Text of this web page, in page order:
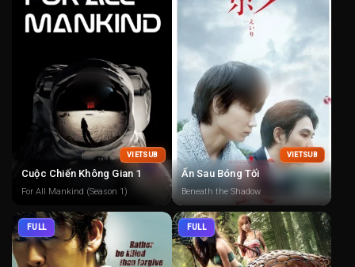
VIETSUB
Cuộc Chiến Không Gian 1
For All Mankind (Season 1)
VIETSUB
Ẩn Sau Bóng Tối
Beneath the Shadow
FULL FULL